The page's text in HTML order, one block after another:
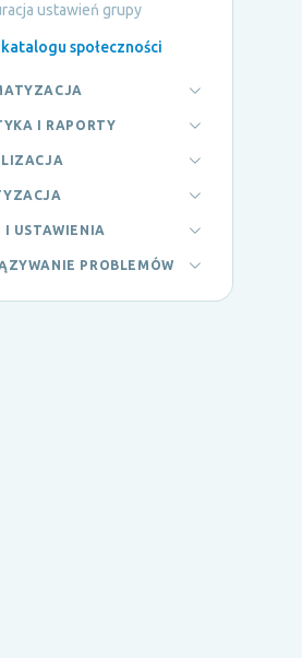
ustawień grupy
społeczności
I RAPORTY
I USTAWIENIA
PROBLEMÓW